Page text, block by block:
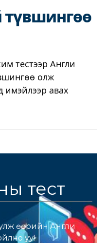
түвшингөө
тестээр Англи
олж
имэйлээр авах